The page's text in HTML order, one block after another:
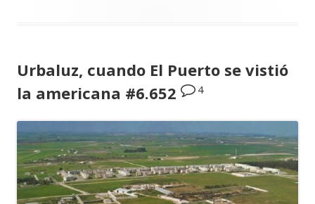
Urbaluz, cuando El Puerto se vistió
la americana #6.652
4